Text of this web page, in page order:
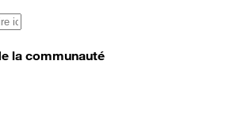
la communauté